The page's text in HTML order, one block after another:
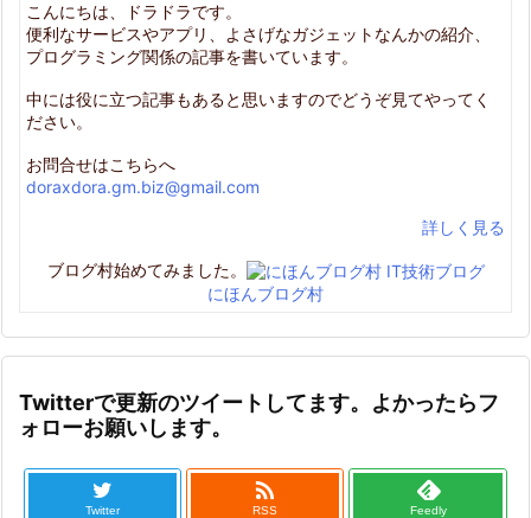
こんにちは、ドラドラです。
便利なサービスやアプリ、よさげなガジェットなんかの紹介、
プログラミング関係の記事を書いています。
中には役に立つ記事もあると思いますのでどうぞ見てやってく
ださい。
お問合せはこちらへ
doraxdora.gm.biz@gmail.com
詳しく見る
ブログ村始めてみました。
にほんブログ村
Twitterで更新のツイートしてます。よかったらフ
ォローお願いします。
Twitter

RSS Feedly